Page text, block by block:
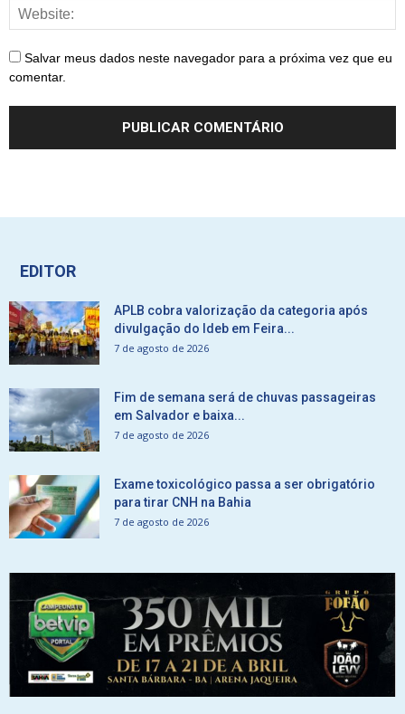
Salvar meus dados neste navegador para a próxima vez que eu
comentar.
EDITOR
APLB cobra valorização da categoria após
divulgação do Ideb em Feira...
7 de agosto de 2026
Fim de semana será de chuvas passageiras
em Salvador e baixa...
7 de agosto de 2026
Exame toxicológico passa a ser obrigatório
para tirar CNH na Bahia
7 de agosto de 2026